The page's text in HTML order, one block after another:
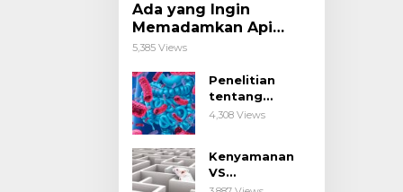
Ada yang Ingin
Memadamkan Api
Impianmu!
5,385 Views
Penelitian
tentang
Probiotik
Penyakit
Imunologis.
4,308 Views
Kenyamanan
VS
Kesengsaraan.